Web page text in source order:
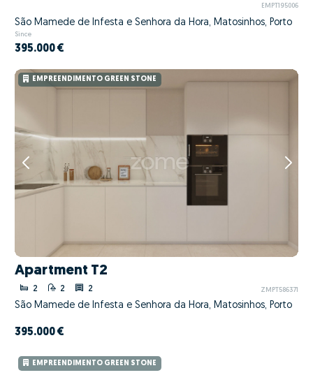
EMPT195006
São Mamede de Infesta e Senhora da Hora, Matosinhos, Porto
Since
395.000 €
EMPREENDIMENTO GREEN STONE
Apartment T2
2 2 2 ZMPT586371
São Mamede de Infesta e Senhora da Hora, Matosinhos, Porto
395.000 €
EMPREENDIMENTO GREEN STONE